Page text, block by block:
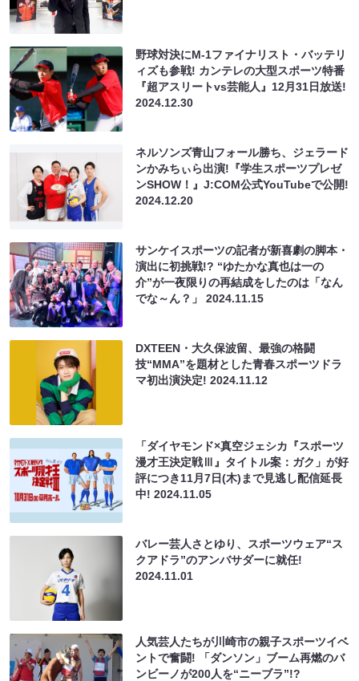
野球対決にM-1ファイナリスト・バッテリ
ィズも参戦! カンテレの大型スポーツ特番
『超アスリートvs芸能人』12月31日放送!
2024.12.30
ネルソンズ青山フォール勝ち、ジェラード
ンかみちぃら出演!『学生スポーツプレゼ
ンSHOW！』J:COM公式YouTubeで公開!
2024.12.20
サンケイスポーツの記者が新喜劇の脚本・
演出に初挑戦!? “ゆたかな真也は一の
介”が一夜限りの再結成をしたのは「なん
でな～ん？」2024.11.15
DXTEEN・⼤久保波留、最強の格闘
技“MMA”を題材とした⻘春スポーツドラ
マ初出演決定!2024.11.12
「ダイヤモンド×真空ジェシカ『スポーツ
漫才王決定戦Ⅲ』タイトル案：ガク」が好
評につき11月7日(木)まで見逃し配信延長
中!2024.11.05
バレー芸人さとゆり、スポーツウェア“ス
クアドラ”のアンバサダーに就任!
2024.11.01
人気芸人たちが川崎市の親子スポーツイベ
ントで奮闘! 「ダンソン」ブーム再燃のバ
ンビーノが200人を“ニーブラ”!?